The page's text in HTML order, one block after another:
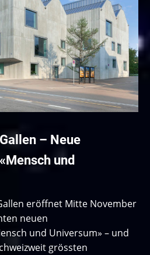
– Neue
und
eröffnet Mitte November
neuen
und Universum» – und
grössten